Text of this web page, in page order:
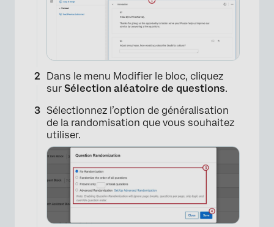
Dans le menu Modifier le bloc, cliquez
sur Sélection aléatoire de questions.
Sélectionnez l’option de généralisation
de la randomisation que vous souhaitez
utiliser.